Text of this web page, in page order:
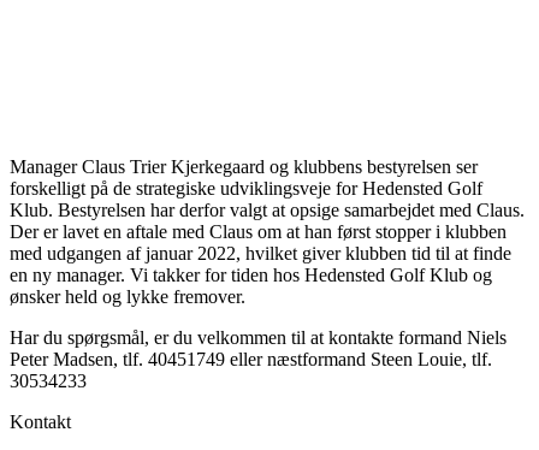
Manager Claus Trier Kjerkegaard og klubbens bestyrelsen ser
forskelligt på de strategiske udviklingsveje for Hedensted Golf
Klub. Bestyrelsen har derfor valgt at opsige samarbejdet med Claus.
Der er lavet en aftale med Claus om at han først stopper i klubben
med udgangen af januar 2022, hvilket giver klubben tid til at finde
en ny manager. Vi takker for tiden hos Hedensted Golf Klub og
ønsker held og lykke fremover.
Har du spørgsmål, er du velkommen til at kontakte formand Niels
Peter Madsen, tlf. 40451749 eller næstformand Steen Louie, tlf.
30534233
Kontakt